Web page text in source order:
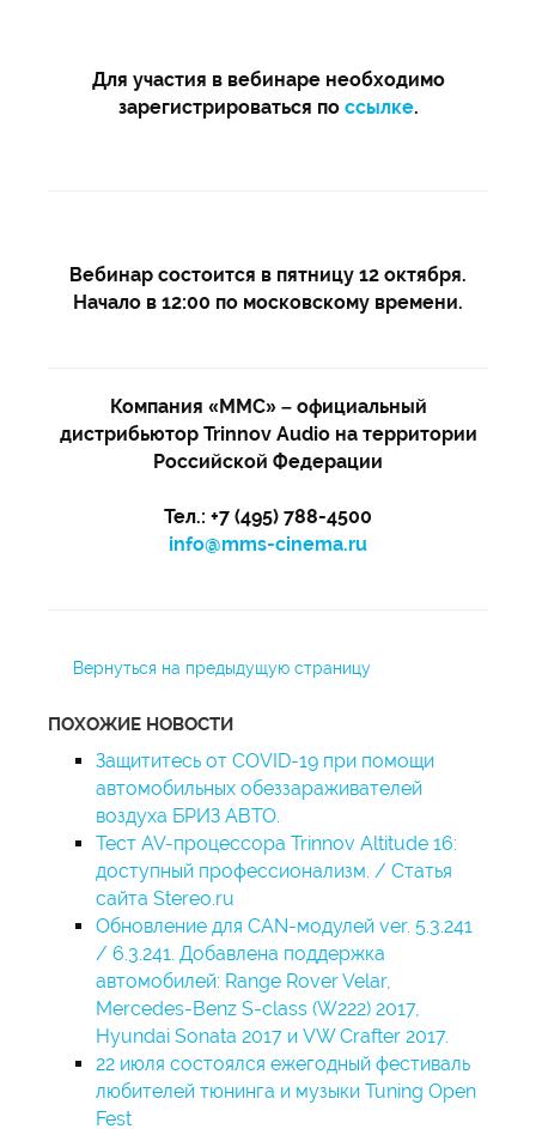
Для участия в вебинаре необходимо
зарегистрироваться по ссылке.
Вебинар состоится в пятницу 12 октября.
Начало в 12:00 по московскому времени.
Компания «ММС» – официальный
дистрибьютор Trinnov Audio на территории
Российской Федерации
Тел.: +7 (495) 788-4500
info@mms-cinema.ru
Вернуться на предыдущую страницу
ПОХОЖИЕ НОВОСТИ
Защититесь от COVID-19 при помощи
автомобильных обеззараживателей
воздуха БРИЗ АВТО.
Тест AV-процессора Trinnov Altitude 16:
доступный профессионализм. / Статья
сайта Stereo.ru
Обновление для CAN-модулей ver. 5.3.241
/ 6.3.241. Добавлена поддержка
автомобилей: Range Rover Velar,
Mercedes-Benz S-class (W222) 2017,
Hyundai Sonata 2017 и VW Crafter 2017.
22 июля состоялся ежегодный фестиваль
любителей тюнинга и музыки Tuning Open
Fest